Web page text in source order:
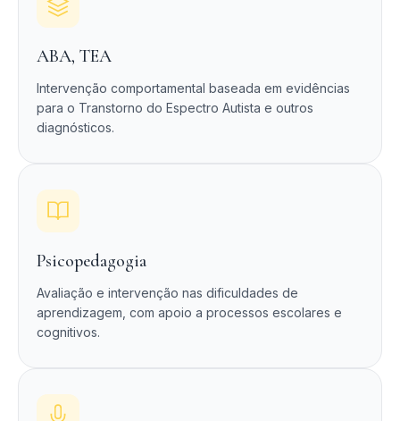
ABA, TEA
Intervenção comportamental baseada em evidências
para o Transtorno do Espectro Autista e outros
diagnósticos.
Psicopedagogia
Avaliação e intervenção nas dificuldades de
aprendizagem, com apoio a processos escolares e
cognitivos.